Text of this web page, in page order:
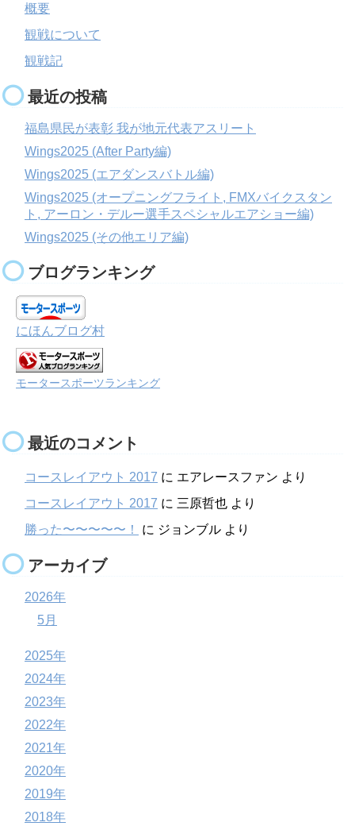
概要
観戦について
観戦記
最近の投稿
福島県民が表彰 我が地元代表アスリート
Wings2025 (After Party編)
Wings2025 (エアダンスバトル編)
Wings2025 (オープニングフライト, FMXバイクスタン
ト, アーロン・デルー選手スペシャルエアショー編)
Wings2025 (その他エリア編)
ブログランキング
にほんブログ村
モータースポーツランキング
最近のコメント
コースレイアウト 2017 に エアレースファン より
コースレイアウト 2017 に 三原哲也 より
勝った〜〜〜〜〜！
に ジョンブル より
アーカイブ
2026年
5月
2025年
2024年
2023年
2022年
2021年
2020年
2019年
2018年